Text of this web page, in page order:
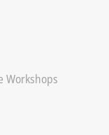
Workshops